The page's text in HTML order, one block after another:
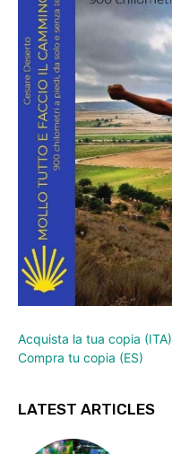
Acquista la tua copia (ITA)
Compra tu copia (ES)
LATEST ARTICLES